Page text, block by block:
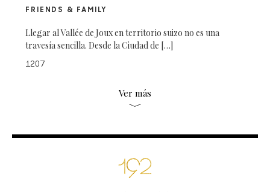
FRIENDS & FAMILY
Llegar al Vallée de Joux en territorio suizo no es una
travesía sencilla. Desde la Ciudad de […]
1207
Ver más